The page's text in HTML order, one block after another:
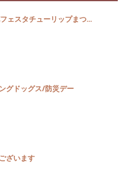
ェスタチューリップまつ...
グドッグス/防災デー
ざいます